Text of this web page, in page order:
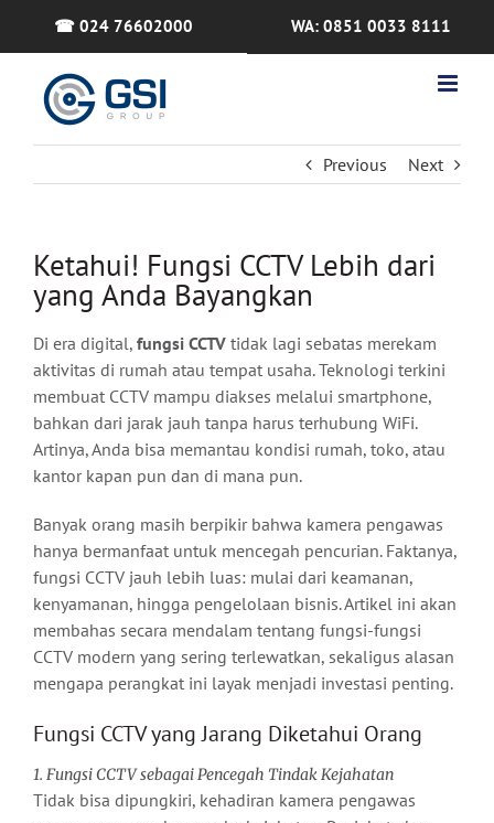
☎ 024 76602000 WA: 0851 0033 8111
Previous Next
Ketahui! Fungsi CCTV Lebih dari
yang Anda Bayangkan
Di era digital, fungsi CCTV tidak lagi sebatas merekam
aktivitas di rumah atau tempat usaha. Teknologi terkini
membuat CCTV mampu diakses melalui smartphone,
bahkan dari jarak jauh tanpa harus terhubung WiFi.
Artinya, Anda bisa memantau kondisi rumah, toko, atau
kantor kapan pun dan di mana pun.
Banyak orang masih berpikir bahwa kamera pengawas
hanya bermanfaat untuk mencegah pencurian. Faktanya,
fungsi CCTV jauh lebih luas: mulai dari keamanan,
kenyamanan, hingga pengelolaan bisnis. Artikel ini akan
membahas secara mendalam tentang fungsi-fungsi
CCTV modern yang sering terlewatkan, sekaligus alasan
mengapa perangkat ini layak menjadi investasi penting.
Fungsi CCTV yang Jarang Diketahui Orang
1. Fungsi CCTV sebagai Pencegah Tindak Kejahatan
Tidak bisa dipungkiri, kehadiran kamera pengawas